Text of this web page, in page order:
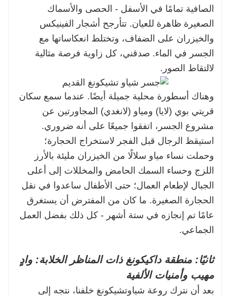
الصافية تمامًا في الأسفل - الحصى والأسماك
الصغيرة ظاهرة للعيان. تتأرجح أشجار الفينيكس
والخيزران على الضفاف، وتختلط انعكاساتها مع
الجسر في الماء. صدقني، كل زاوية فرصة مثالية
لالتقاط الصور.
وهناك أسطورة محلية جميلة أيضًا. عندما سمع سكان
قريتي بوي (لايا) ومياو (لانغدي) المجاورتين عن
مشروع الجسر، اتفقوا جميعًا على أنه ضروري.
استيقظ الرجال قبل الفجر لاستخراج الحجارة؛
وحملت نساء مياو سلالًا من الخيزران مليئة بالأرز
اللزج وحساء السمك الحامض والمخللات إلى أعلى
الجبال لإطعام العمال؛ حتى الأطفال ساعدوا في نقل
الحجارة الصغيرة. ما كان من المفترض أن يستغرق
عامًا تم إنجازه في ستة أشهر - كل ذلك بفضل العمل
الجماعي.
ثانيًا: منطقة داكيكونغ ذات المناظر الخلابة: وادٍ
مهيب وأمنيات الألفية
بعد أن نترك روعة شياوتشيكونغ خلفنا، نتجه إلى